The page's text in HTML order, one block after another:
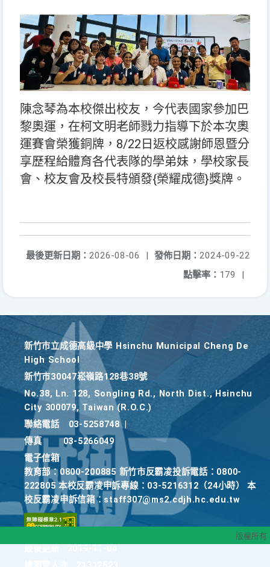
陳念琴為本校傑出校友，今代表國家參加巴
黎奧運，在柯文明老師戮力指導下於本次奧
運賽會榮獲銅牌，8/22日返校感謝師恩暨分
享歷程給體育各代表隊的學弟妹，學校家長
會、校友會及校長特頒發{榮耀成德}獎牌。
發佈日期： 2024-09-22
最後更新日期： 2026-08-06
|
點擊率： 179 |
新竹巿立成德高級中學 Hsinchu Municipal Cheng De
High School
新竹巿30047崧嶺路128巷38號
No.38, Ln. 128, Songling Rd., North Dist., Hsinchu
City 300079, Taiwan (R.O.C.)
聯絡電話
03-5258748
傳真
03-5266049
電子信箱
教育部：0800-200885 新竹市反霸凌投訴電話：0800-
222805 本校反霸凌申訴專線：03-5216312（24小時） 本
校反霸凌申訴信箱：staff307@ms2.cdjh.hc.edu.tw
版權所有